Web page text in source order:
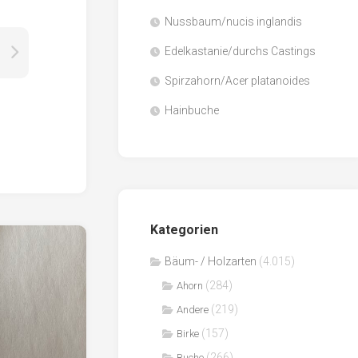
Sägenebenprodukte
Nussbaum/nucis inglandis
Edelkastanie/durchs Castings
Spirzahorn/Acer platanoides
Hainbuche
Kategorien
Bäum- / Holzarten (4.015)
Ahorn (284)
Andere (219)
Birke (157)